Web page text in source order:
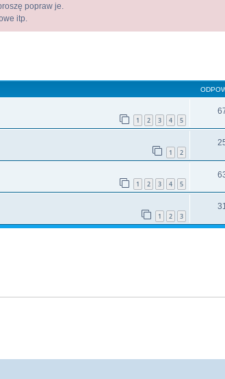
popraw je.
itp.
1 2 3 4 5
1 2
1 2 3 4 5
1 2 3